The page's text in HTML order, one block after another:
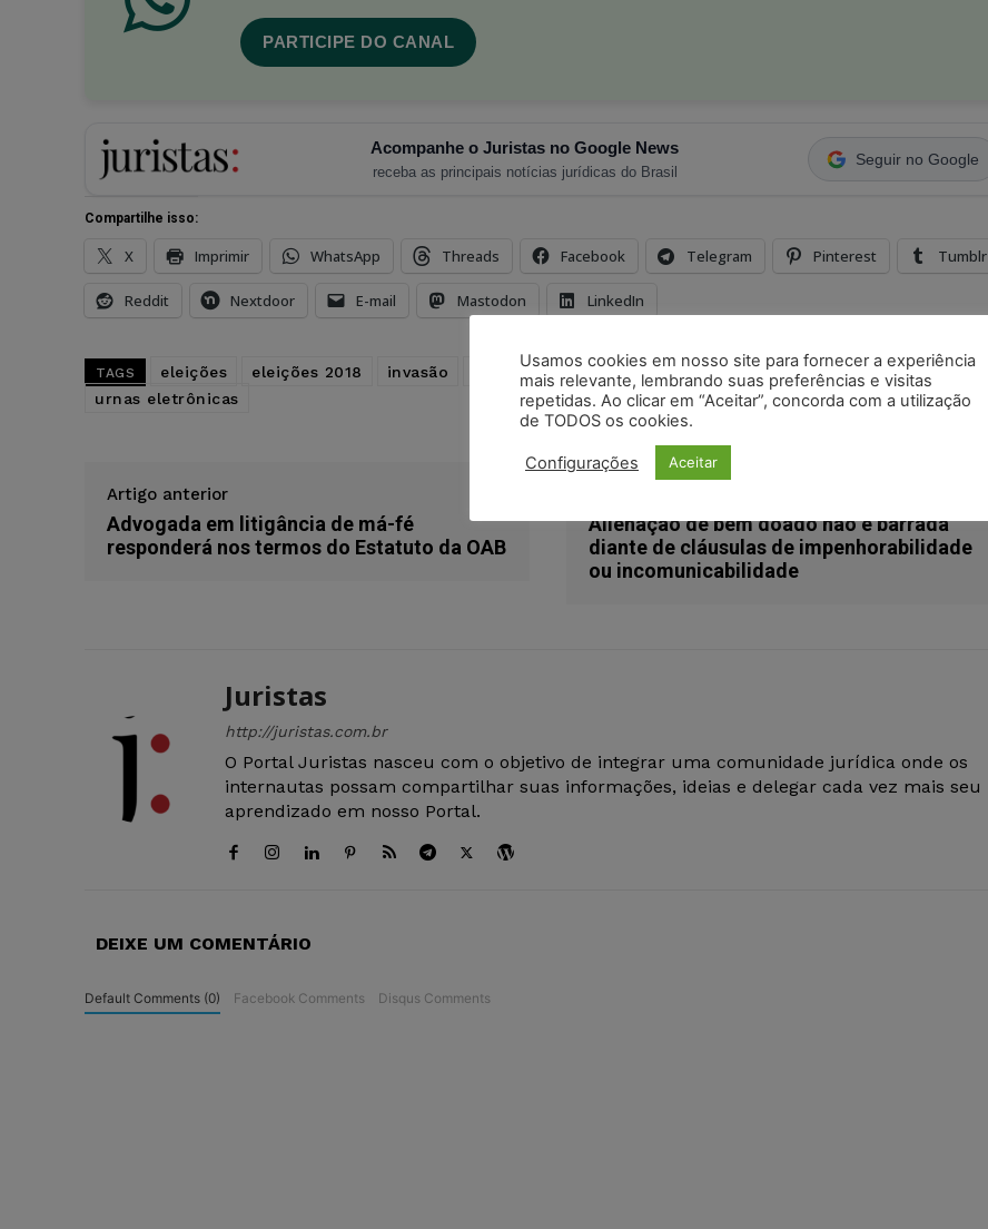
PARTICIPE DO CANAL
Acompanhe o Juristas no Google News
receba as principais notícias jurídicas do Brasil
Seguir no Google
Compartilhe isso:
X Imprimir WhatsApp Threads Facebook Telegram Pinterest Tumblr
Reddit Nextdoor E-mail Mastodon LinkedIn
TAGS eleições eleições 2018 invasão invasão no sistema investigações justiça eleitoral
tse
urnas eletrônicas
Artigo anterior
Advogada em litigância de má-fé
responderá nos termos do Estatuto da OAB
Alienação de bem doado não é barrada
diante de cláusulas de impenhorabilidade
ou incomunicabilidade
Juristas
http://juristas.com.br
O Portal Juristas nasceu com o objetivo de integrar uma comunidade jurídica onde os
internautas possam compartilhar suas informações, ideias e delegar cada vez mais seu
aprendizado em nosso Portal.
DEIXE UM COMENTÁRIO
Default Comments (0) Facebook Comments Disqus Comments
Usamos cookies em nosso site para fornecer a experiência
mais relevante, lembrando suas preferências e visitas
repetidas. Ao clicar em “Aceitar”, concorda com a utilização
de TODOS os cookies.
Configurações Aceitar